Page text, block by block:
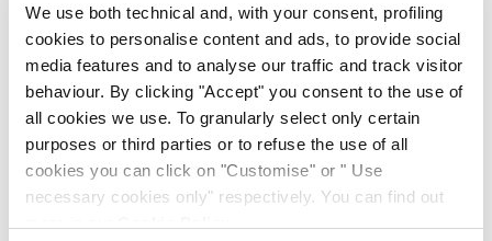
We use both technical and, with your consent, profiling
cookies to personalise content and ads, to provide social
media features and to analyse our traffic and track visitor
behaviour. By clicking "Accept" you consent to the use of
all cookies we use. To granularly select only certain
purposes or third parties or to refuse the use of all
cookies you can click on "Customise" or " Use
necessary cookies only" respectively. You can find out
Contactez-nous | Expédition | Partager
COMPLETE THE LOOK
330,00 CHF198,00 CHF -40%